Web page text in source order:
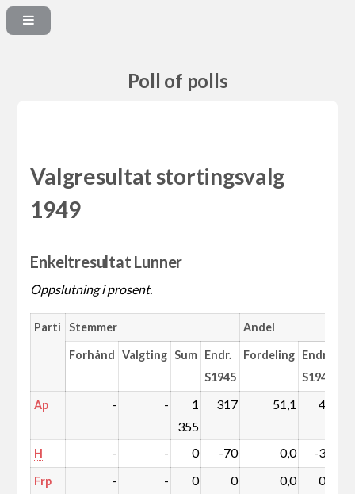
Poll of polls
Valgresultat stortingsvalg
1949
Enkeltresultat Lunner
Oppslutning i prosent.
Parti Stemmer Andel
Forhånd Valgting Sum Endr.
S1945
Fordeling Endr.
S1945
Ap - -
1
355
317 51,1 4,7
H - - 0 -70 0,0 -3,1
Frp - - 0 0 0,0 0,0